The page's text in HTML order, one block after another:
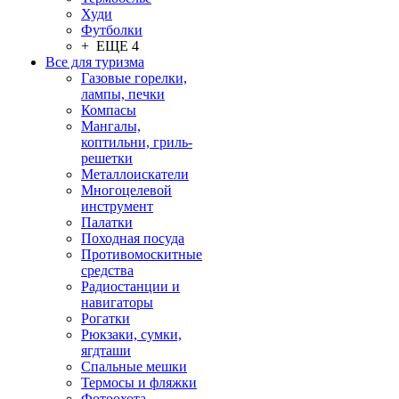
Худи
Футболки
+ ЕЩЕ 4
Все для туризма
Газовые горелки,
лампы, печки
Компасы
Мангалы,
коптильни, гриль-
решетки
Металлоискатели
Многоцелевой
инструмент
Палатки
Походная посуда
Противомоскитные
средства
Радиостанции и
навигаторы
Рогатки
Рюкзаки, сумки,
ягдташи
Спальные мешки
Термосы и фляжки